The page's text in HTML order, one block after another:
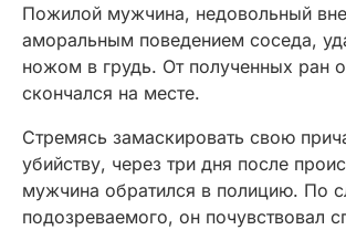
Пожилой мужчина, недовольный
аморальным поведением соседа,
ножом в грудь. От полученных ран
скончался на месте.
Стремясь замаскировать свою
убийству, через три дня после
мужчина обратился в полицию. По
подозреваемого, он почувствовал